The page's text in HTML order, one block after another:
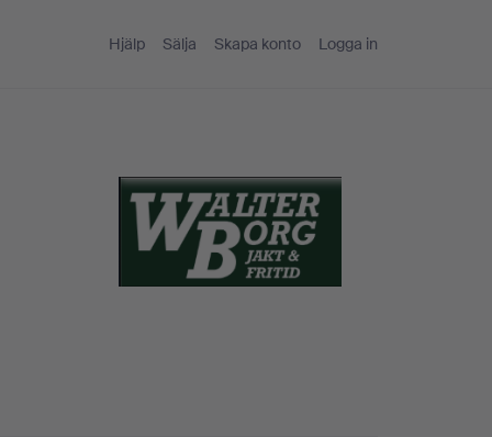
Hjälp Sälja Skapa konto Logga in